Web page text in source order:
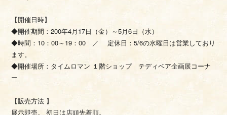
【開催日時】
◆開催期間：200年4月17日（金）～5月6日（水）
◆時間：10：00～19：00 ／ 定休日：5/6の水曜日は営業しており
ます。
◆開催場所：タイムロマン １階ショップ テディベア企画展コーナ
ー
【販売方法 】
展示即売。 初日は店頭先着順。